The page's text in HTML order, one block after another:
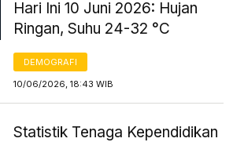
Hari Ini 10 Juni 2026: Hujan
Ringan, Suhu 24-32 °C
DEMOGRAFI
10/06/2026, 18:43 WIB
Statistik Tenaga Kependidikan